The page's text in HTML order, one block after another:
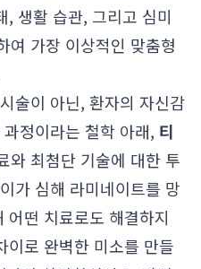
생활 습관, 그리고 심미
여 가장 이상적인 맞춤형
술이 아닌, 환자의 자신감
정이라는 철학 아래, 티
와 최첨단 기술에 대한 투
가 심해 라미네이트를 망
떤 치료로도 해결하지
이로 완벽한 미소를 만들